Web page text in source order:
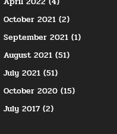
October 2021 (2)
September 2021 (1)
August 2021 (51)
July 2021 (51)
October 2020 (15)
July 2017 (2)